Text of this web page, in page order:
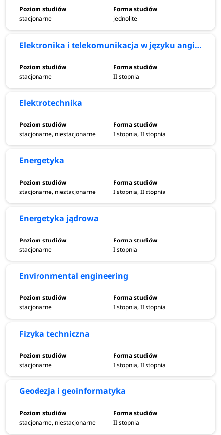
stacjonarne jednolite
Elektronika i telekomunikacja w języku angielskim
stacjonarne II stopnia
Elektrotechnika
stacjonarne, niestacjonarne I stopnia, II stopnia
Energetyka
stacjonarne, niestacjonarne I stopnia, II stopnia
Energetyka jądrowa
stacjonarne I stopnia
Environmental engineering
stacjonarne I stopnia, II stopnia
Fizyka techniczna
stacjonarne I stopnia, II stopnia
Geodezja i geoinformatyka
stacjonarne, niestacjonarne II stopnia